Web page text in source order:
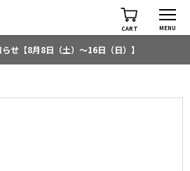
CART MENU
せ【8月8日（土）～16日（日）】